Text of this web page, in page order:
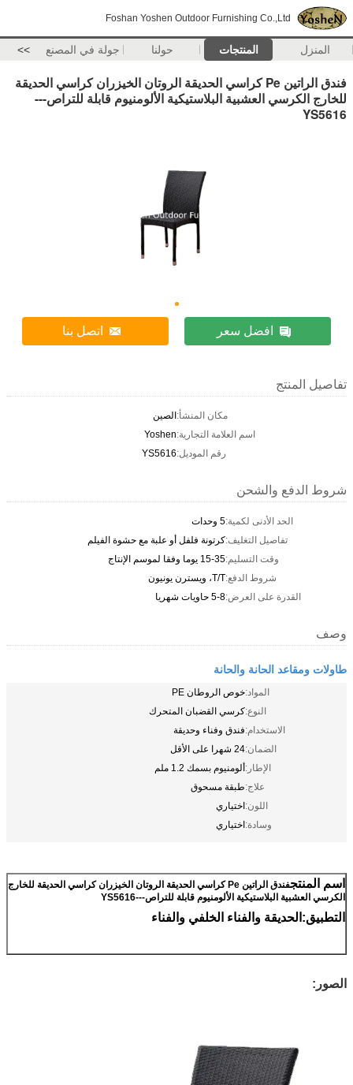
Foshan Yoshen Outdoor Furnishing Co.,Ltd
المنزل المنتجات حولنا جولة في المصنع >>
فندق الراتين Pe كراسي الحديقة الروتان الخيزران كراسي الحديقة
للخارج الكرسي العشبية البلاستيكية الألومنيوم قابلة للتراص---
YS5616
افضل سعر اتصل بنا
تفاصيل المنتج
مكان المنشأ:الصين
اسم العلامة التجارية:Yoshen
رقم الموديل:YS5616
شروط الدفع والشحن
الحد الأدنى لكمية:5 وحدات
تفاصيل التغليف:كرتونة فلفل أو علبة مع حشوة الفيلم
وقت التسليم:15-35 يوما وفقا لموسم الإنتاج
شروط الدفع:T/T، ويسترن يونيون
القدرة على العرض:5-8 حاويات شهريا
وصف
طاولات ومقاعد الحانة والحانة
المواد:خوص الروطان PE
النوع:كرسي القضبان المتحرك
الاستخدام:فندق وفناء وحديقة
الضمان:24 شهرا على الأقل
الإطار:ألومنيوم بسمك 1.2 ملم
علاج:طبقة مسحوق
اللون:اختياري
وسادة:اختياري
اسم المنتج
فندق الراتين Pe كراسي الحديقة الروتان الخيزران كراسي الحديقة للخارج
الكرسي العشبية البلاستيكية الألومنيوم قابلة للتراص---YS5616
التطبيق:الحديقة والفناء الخلفي والفناء
الصور: